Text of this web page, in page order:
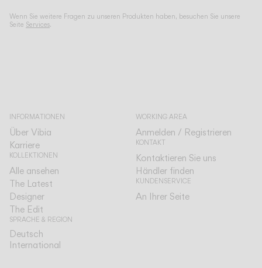
Wenn Sie weitere Fragen zu unseren Produkten haben, besuchen Sie unsere
Seite Services.
INFORMATIONEN
Über Vibia
Karriere
KOLLEKTIONEN
Alle ansehen
The Latest
Designer
The Edit
SPRACHE & REGION
Deutsch
International
WORKING AREA
Anmelden / Registrieren
KONTAKT
Kontaktieren Sie uns
Händler finden
KUNDENSERVICE
An Ihrer Seite